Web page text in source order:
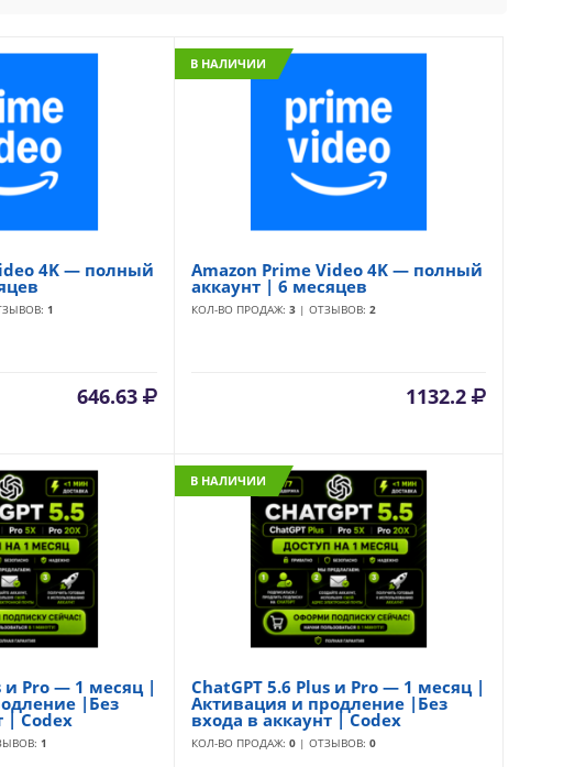
4K — полный
1
646.63
В НАЛИЧИИ
Amazon Prime Video 4K — полный
аккаунт | 6 месяцев
КОЛ-ВО ПРОДАЖ: 3 | ОТЗЫВОВ: 2
1132.2
и Pro — 1 месяц |
|Без
| Codex
1
В НАЛИЧИИ
ChatGPT 5.6 Plus и Pro — 1 месяц |
Активация и продление |Без
входа в аккаунт | Codex
КОЛ-ВО ПРОДАЖ: 0 | ОТЗЫВОВ: 0